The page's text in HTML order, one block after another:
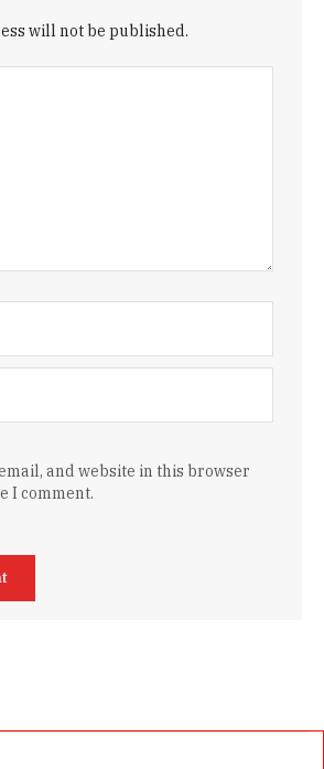
will not be published.
and website in this browser
I comment.